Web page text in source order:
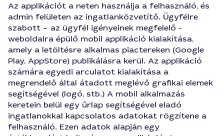
Az applikációt a neten használja a felhasználó, és
admin felületen az ingatlanközvetítő. Ügyfélre
szabott – az ügyfél igényeinek megfelelő -
weboldalra épülő mobil applikáció kialakítása,
amely a letöltésre alkalmas piactereken (Google
Play, AppStore) publikálásra kerül. Az applikáció
számára egyedi arculatot kialakítása a
megrendelő által átadott meglévő grafikai elemek
segítségével (logó, stb.) A mobil alkalmazás
keretein belül egy űrlap segítségével eladó
ingatlanokkal kapcsolatos adatokat rögzítene a
felhasználó. Ezen adatok alapján egy